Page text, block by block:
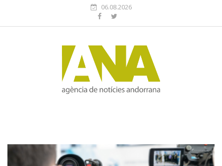
06.08.2026